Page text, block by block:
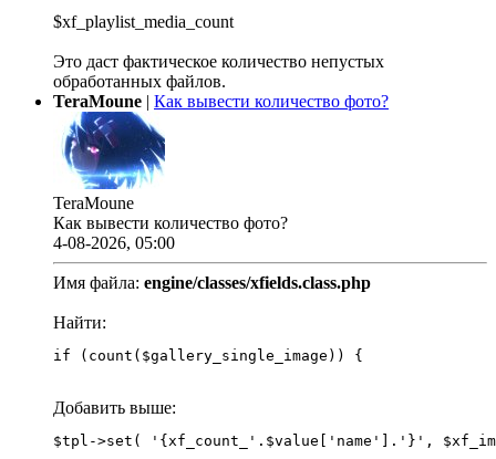
$xf_playlist_media_count
Это даст фактическое количество непустых
обработанных файлов.
TeraMoune | Как вывести количество фото?
TeraMoune
Как вывести количество фото?
4-08-2026, 05:00
Имя файла: engine/classes/xfields.class.php
Найти:
if (count($gallery_single_image)) {
Добавить выше: